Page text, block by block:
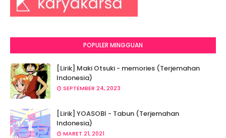
POPULER MINGGUAN
[Lirik] Maki Otsuki - memories (Terjemahan
Indonesia)
SEPTEMBER 24, 2023
[Lirik] YOASOBI - Tabun (Terjemahan
Indonesia)
MARET 21, 2021